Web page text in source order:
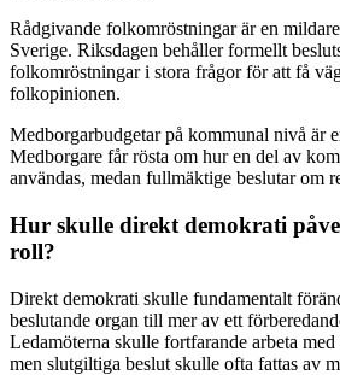
Rådgivande folkomröstningar är en
Sverige. Riksdagen behåller formellt
folkomröstningar i stora frågor för att få
folkopinionen.
Medborgarbudgetar på kommunal nivå är
Medborgare får rösta om hur en del av
användas, medan fullmäktige beslutar om
Hur skulle direkt demokrati
roll?
Direkt demokrati skulle fundamentalt
beslutande organ till mer av ett
Ledamöterna skulle fortfarande arbeta
men slutgiltiga beslut skulle ofta fattas av